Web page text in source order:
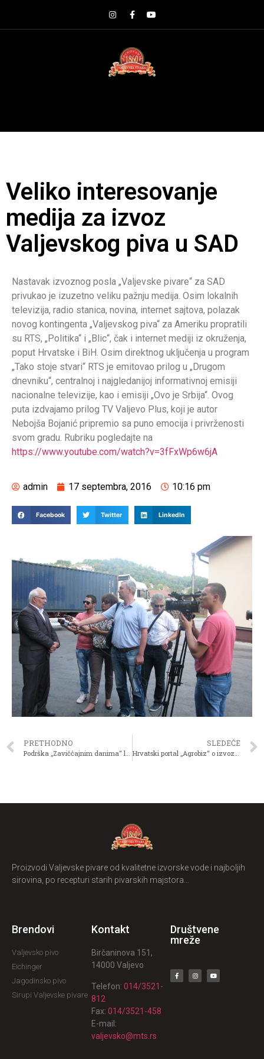
Veliko interesovanje
medija za izvoz
Valjevskog piva u SAD
Nastavak izvoznog posla „Valjevske pivare“ za SAD
privukao je izuzetno veliku pažnju medija. Osim lokalnih
televizija, radio stanica, novina, internet sajtova, polazak
novog kontingenta „Valjevskog piva“ za Ameriku propratili
su RTS, „Politika“ i „Blic“, čak i internet mediji iz okruženja,
poput Hrvatske i BiH. Osim direktnog uključenja u program
„Tako stoje stvari“ RTS je emitovao prilog u „Drugom
dnevniku“, centralnoj i najgledanijoj informativnoj emisiji
nacionalne televizije, kao i emisiji „Ovo je Srbija“. Ovog
puta izdvajamo prilog TV Valjevo Plus, koji je autor
Nebojša Bojanić pripremio sa puno emocija i privrženosti
svom gradu. Rubriku pogledajte na
https://www.youtube.com/watch?v=3fFxWp6w6jA
admin 17 septembra, 2016 10:16 pm
Facebook Twitter LinkedIn
PRETHODNO
Podrška „Zaviččajnim danima“ lekara valjevskog kraja
SLEDEĆE
Hrvatski portal „Agrobiz“ o izvozu Valjevskog piva u SAD
Proizvodi Valjevske pivare od kvalitetne izvorske vode i najboljih
sirovina, po recepturi starih pivarskih majstora…
Brendovi
Valjevsko pivo
Eichinger
Jagodinsko pivo
Sirupi Valjevske pivare
Kontakt
Birčaninova 151,
14000 Valjevo
Telefon: 014/3521-
812
Fax: 014/3521-458
E-mail:
valjevsko@mts.rs
Društvene
mreže